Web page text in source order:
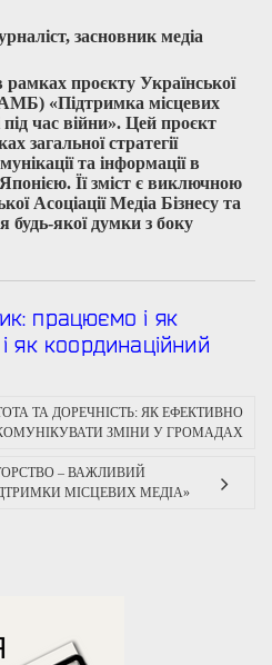
засновник медіа
рамках проєкту Української
«Підтримка місцевих
час війни». Цей проєкт
загальної стратегії
та інформації в
Її зміст є виключною
Асоціації Медіа Бізнесу та
будь-якої думки з боку
працюємо і як
як координаційний
ТА ДОРЕЧНІСТЬ: ЯК ЕФЕКТИВНО
ЗМІНИ У ГРОМАДАХ
– ВАЖЛИВИЙ
МІСЦЕВИХ МЕДІА»